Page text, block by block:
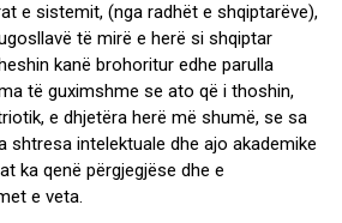
e sistemit, (nga radhët e shqiptarëve),
të mirë e herë si shqiptar
kanë brohoritur edhe parulla
të guximshme se ato që i thoshin,
e dhjetëra herë më shumë, se sa
shtresa intelektuale dhe ajo akademike
ka qenë përgjegjëse dhe e
e veta.